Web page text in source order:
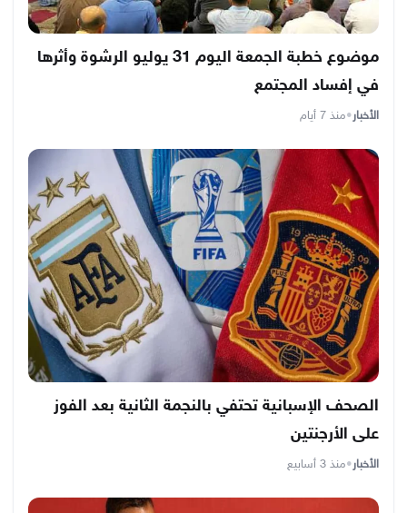
موضوع خطبة الجمعة اليوم 31 يوليو الرشوة وأثرها
في إفساد المجتمع
الأخبار•منذ 7 أيام
الصحف الإسبانية تحتفي بالنجمة الثانية بعد الفوز
على الأرجنتين
الأخبار•منذ 3 أسابيع